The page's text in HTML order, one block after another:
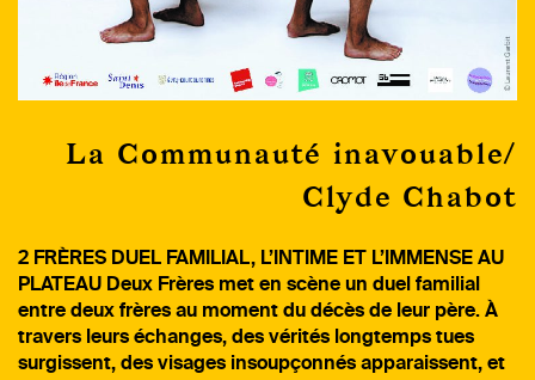
La Communauté inavouable/
Clyde Chabot
2 FRÈRES DUEL FAMILIAL, L’INTIME ET L’IMMENSE AU
PLATEAU Deux Frères met en scène un duel familial
entre deux frères au moment du décès de leur père. À
travers leurs échanges, des vérités longtemps tues
surgissent, des visages insoupçonnés apparaissent, et